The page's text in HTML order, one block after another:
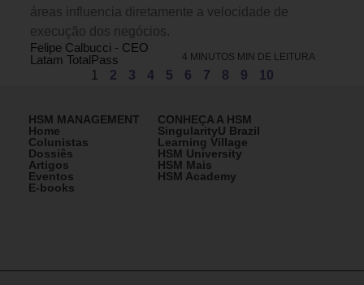
áreas influencia diretamente a velocidade de
execução dos negócios.
Felipe Calbucci - CEO
Latam TotalPass
4 MINUTOS MIN DE LEITURA
1 2 3 4 5 6 7 8 9 10
HSM MANAGEMENT
Home
Colunistas
Dossiês
Artigos
Eventos
E-books
CONHEÇA A HSM
SingularityU Brazil
Learning Village
HSM University
HSM Mais
HSM Academy